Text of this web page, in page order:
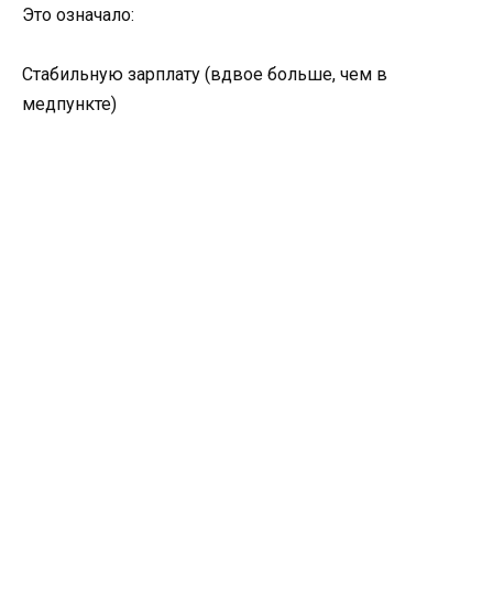
Это означало:
Стабильную зарплату (вдвое больше, чем в
медпункте)